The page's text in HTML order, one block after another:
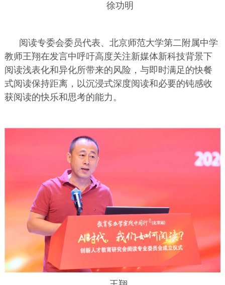
徐功明
阅读专委会委员代表、北京师范大学第二附属中学
教师王翔在发言中呼吁高度关注新媒体新科技背景下
阅读浅表化和异化所带来的风险，与即时满足的快餐
式阅读保持距离，以沉浸式深度阅读和必要的钝感收
获阅读的快乐和思考的能力。